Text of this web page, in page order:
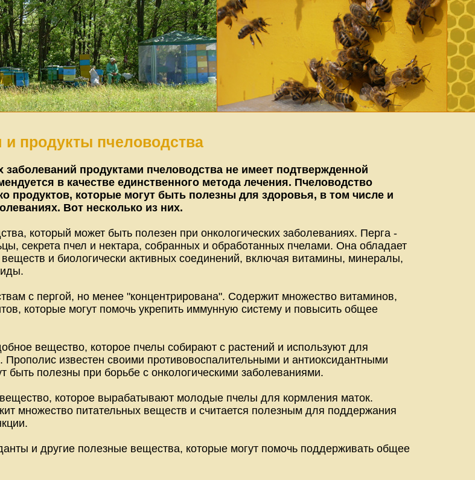
и продукты пчеловодства
заболеваний продуктами пчеловодства не имеет подтвержденной
в качестве единственного метода лечения. Пчеловодство
продуктов, которые могут быть полезны для здоровья, в том числе и
Вот несколько из них.
который может быть полезен при онкологических заболеваниях. Перга -
секрета пчел и нектара, собранных и обработанных пчелами. Она обладает
и биологически активных соединений, включая витамины, минералы,
с пергой, но менее "концентрирована". Содержит множество витаминов,
которые могут помочь укрепить иммунную систему и повысить общее
вещество, которое пчелы собирают с растений и используют для
известен своими противовоспалительными и антиоксидантными
быть полезны при борьбе с онкологическими заболеваниями.
которое вырабатывают молодые пчелы для кормления маток.
множество питательных веществ и считается полезным для поддержания
и другие полезные вещества, которые могут помочь поддерживать общее